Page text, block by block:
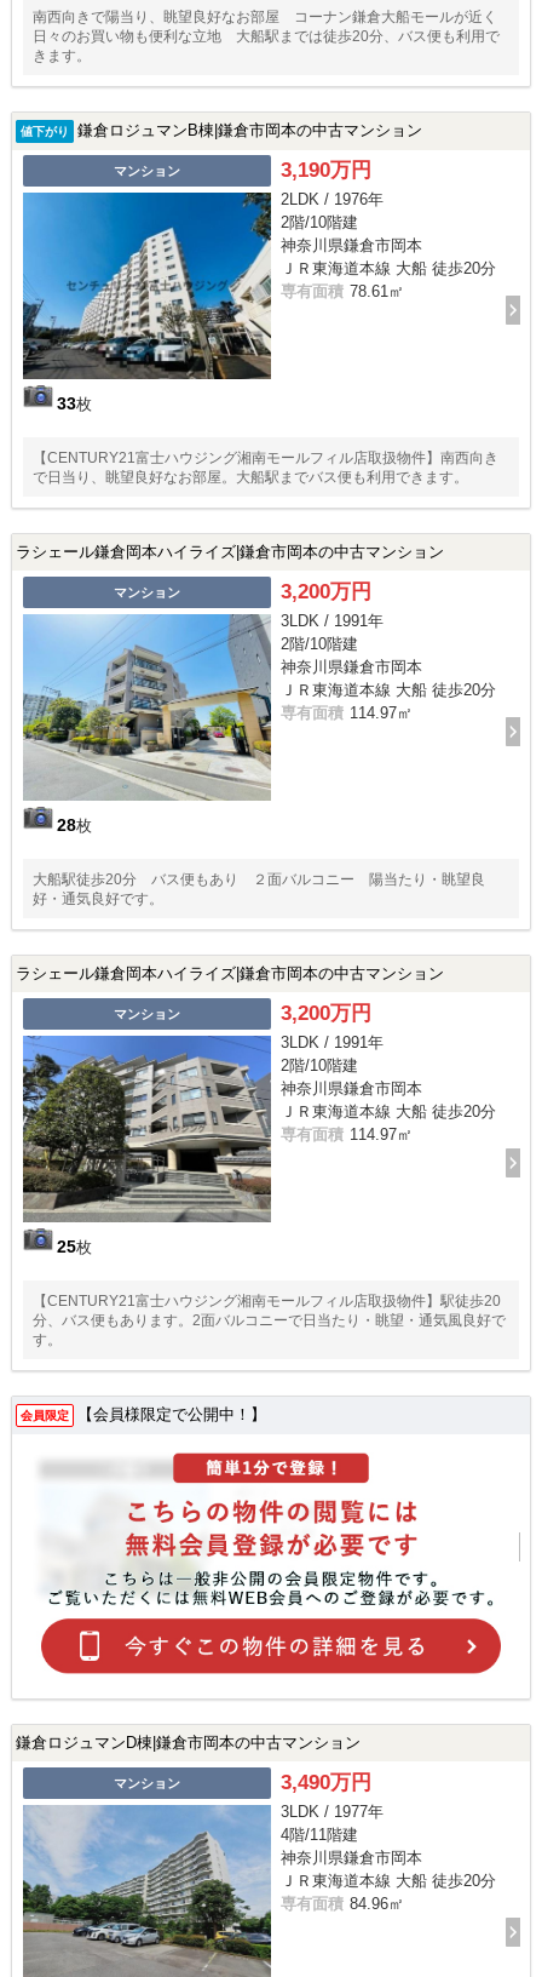
南西向きで陽当り、眺望良好なお部屋 コーナン鎌倉大船モールが近く
日々のお買い物も便利な立地 大船駅までは徒歩20分、バス便も利用で
きます。
値下がり 鎌倉ロジュマンB棟|鎌倉市岡本の中古マンション
マンション
33枚
3,190万円
2LDK / 1976年
2階/10階建
神奈川県鎌倉市岡本
ＪＲ東海道本線 大船 徒歩20分
専有面積 78.61㎡
【CENTURY21富士ハウジング湘南モールフィル店取扱物件】南西向き
で日当り、眺望良好なお部屋。大船駅までバス便も利用できます。
ラシェール鎌倉岡本ハイライズ|鎌倉市岡本の中古マンション
マンション
28枚
3,200万円
3LDK / 1991年
2階/10階建
神奈川県鎌倉市岡本
ＪＲ東海道本線 大船 徒歩20分
専有面積 114.97㎡
大船駅徒歩20分 バス便もあり ２面バルコニー 陽当たり・眺望良
好・通気良好です。
ラシェール鎌倉岡本ハイライズ|鎌倉市岡本の中古マンション
マンション
25枚
3,200万円
3LDK / 1991年
2階/10階建
神奈川県鎌倉市岡本
ＪＲ東海道本線 大船 徒歩20分
専有面積 114.97㎡
【CENTURY21富士ハウジング湘南モールフィル店取扱物件】駅徒歩20
分、バス便もあります。2面バルコニーで日当たり・眺望・通気風良好で
す。
会員限定 【会員様限定で公開中！】
鎌倉ロジュマンD棟|鎌倉市岡本の中古マンション
マンション 3,490万円
3LDK / 1977年
4階/11階建
神奈川県鎌倉市岡本
ＪＲ東海道本線 大船 徒歩20分
専有面積 84.96㎡